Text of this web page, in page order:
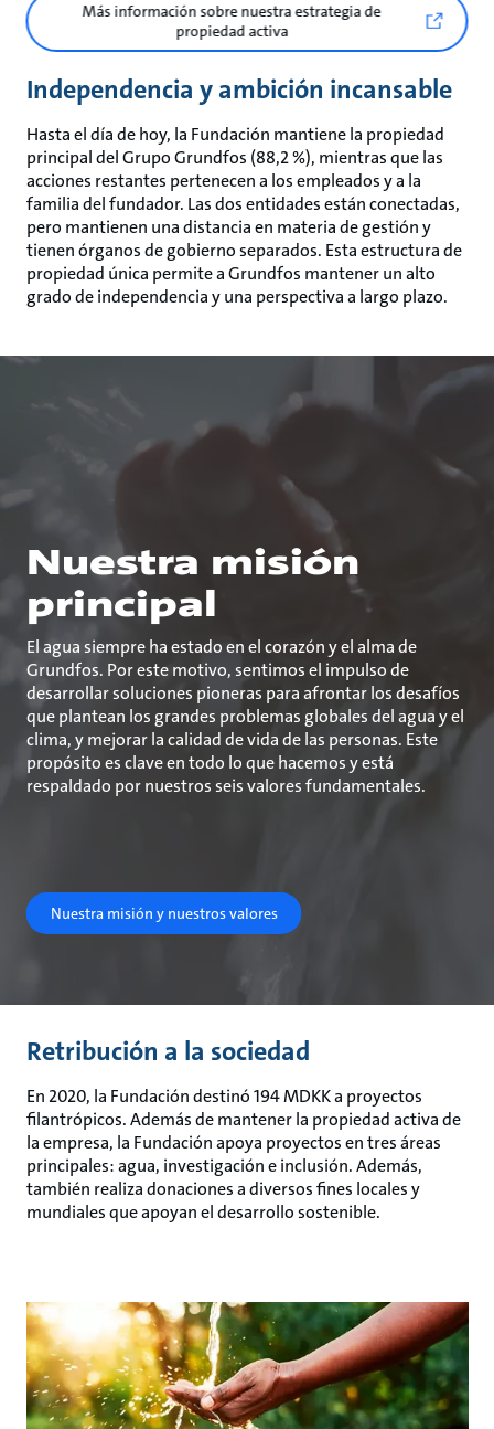
Más información sobre nuestra estrategia de
propiedad activa
Independencia y ambición incansable
Hasta el día de hoy, la Fundación mantiene la propiedad
principal del Grupo Grundfos (88,2 %), mientras que las
acciones restantes pertenecen a los empleados y a la
familia del fundador. Las dos entidades están conectadas,
pero mantienen una distancia en materia de gestión y
tienen órganos de gobierno separados. Esta estructura de
propiedad única permite a Grundfos mantener un alto
grado de independencia y una perspectiva a largo plazo.
Nuestra misión
principal
El agua siempre ha estado en el corazón y el alma de
Grundfos. Por este motivo, sentimos el impulso de
desarrollar soluciones pioneras para afrontar los desafíos
que plantean los grandes problemas globales del agua y el
clima, y mejorar la calidad de vida de las personas. Este
propósito es clave en todo lo que hacemos y está
respaldado por nuestros seis valores fundamentales.
Nuestra misión y nuestros valores
Retribución a la sociedad
En 2020, la Fundación destinó 194 MDKK a proyectos
filantrópicos. Además de mantener la propiedad activa de
la empresa, la Fundación apoya proyectos en tres áreas
principales: agua, investigación e inclusión. Además,
también realiza donaciones a diversos fines locales y
mundiales que apoyan el desarrollo sostenible.